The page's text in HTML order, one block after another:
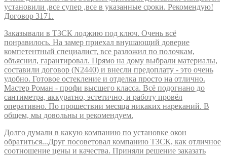
установили ,все супер ,все в указанные сроки. Рекомендую!
Договор 3171.
Заказывали в ТЗСК лоджию под ключ. Очень всё
понравилось. На замер приехал внушающий доверие
компетентный специалист, все разложил по полочкам,
объяснил, гарантировал. Прямо на дому выбрали материалы,
составили договор (N2440) и внесли предоплату - это очень
удобно. Готовое остекление и отделка просто на отлично.
Мастер Роман - профи высшего класса. Всё подогнано до
сантиметра, аккуратно, эстетично, и работу провёл
оперативно. По прошествии месяца никаких нареканий. В
общем, мы довольны и рекомендуем.
Долго думали в какую компанию по установке окон
обратиться...Друг посоветовал компанию ТЗСК, как отличное
соотношение цены и качества. Приняли решение заказать